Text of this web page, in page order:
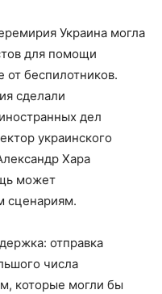
Украина могла
для помощи
от беспилотников.
сделали
дел
украинского
Хара
может
сценариям.
отправка
числа
которые могли бы